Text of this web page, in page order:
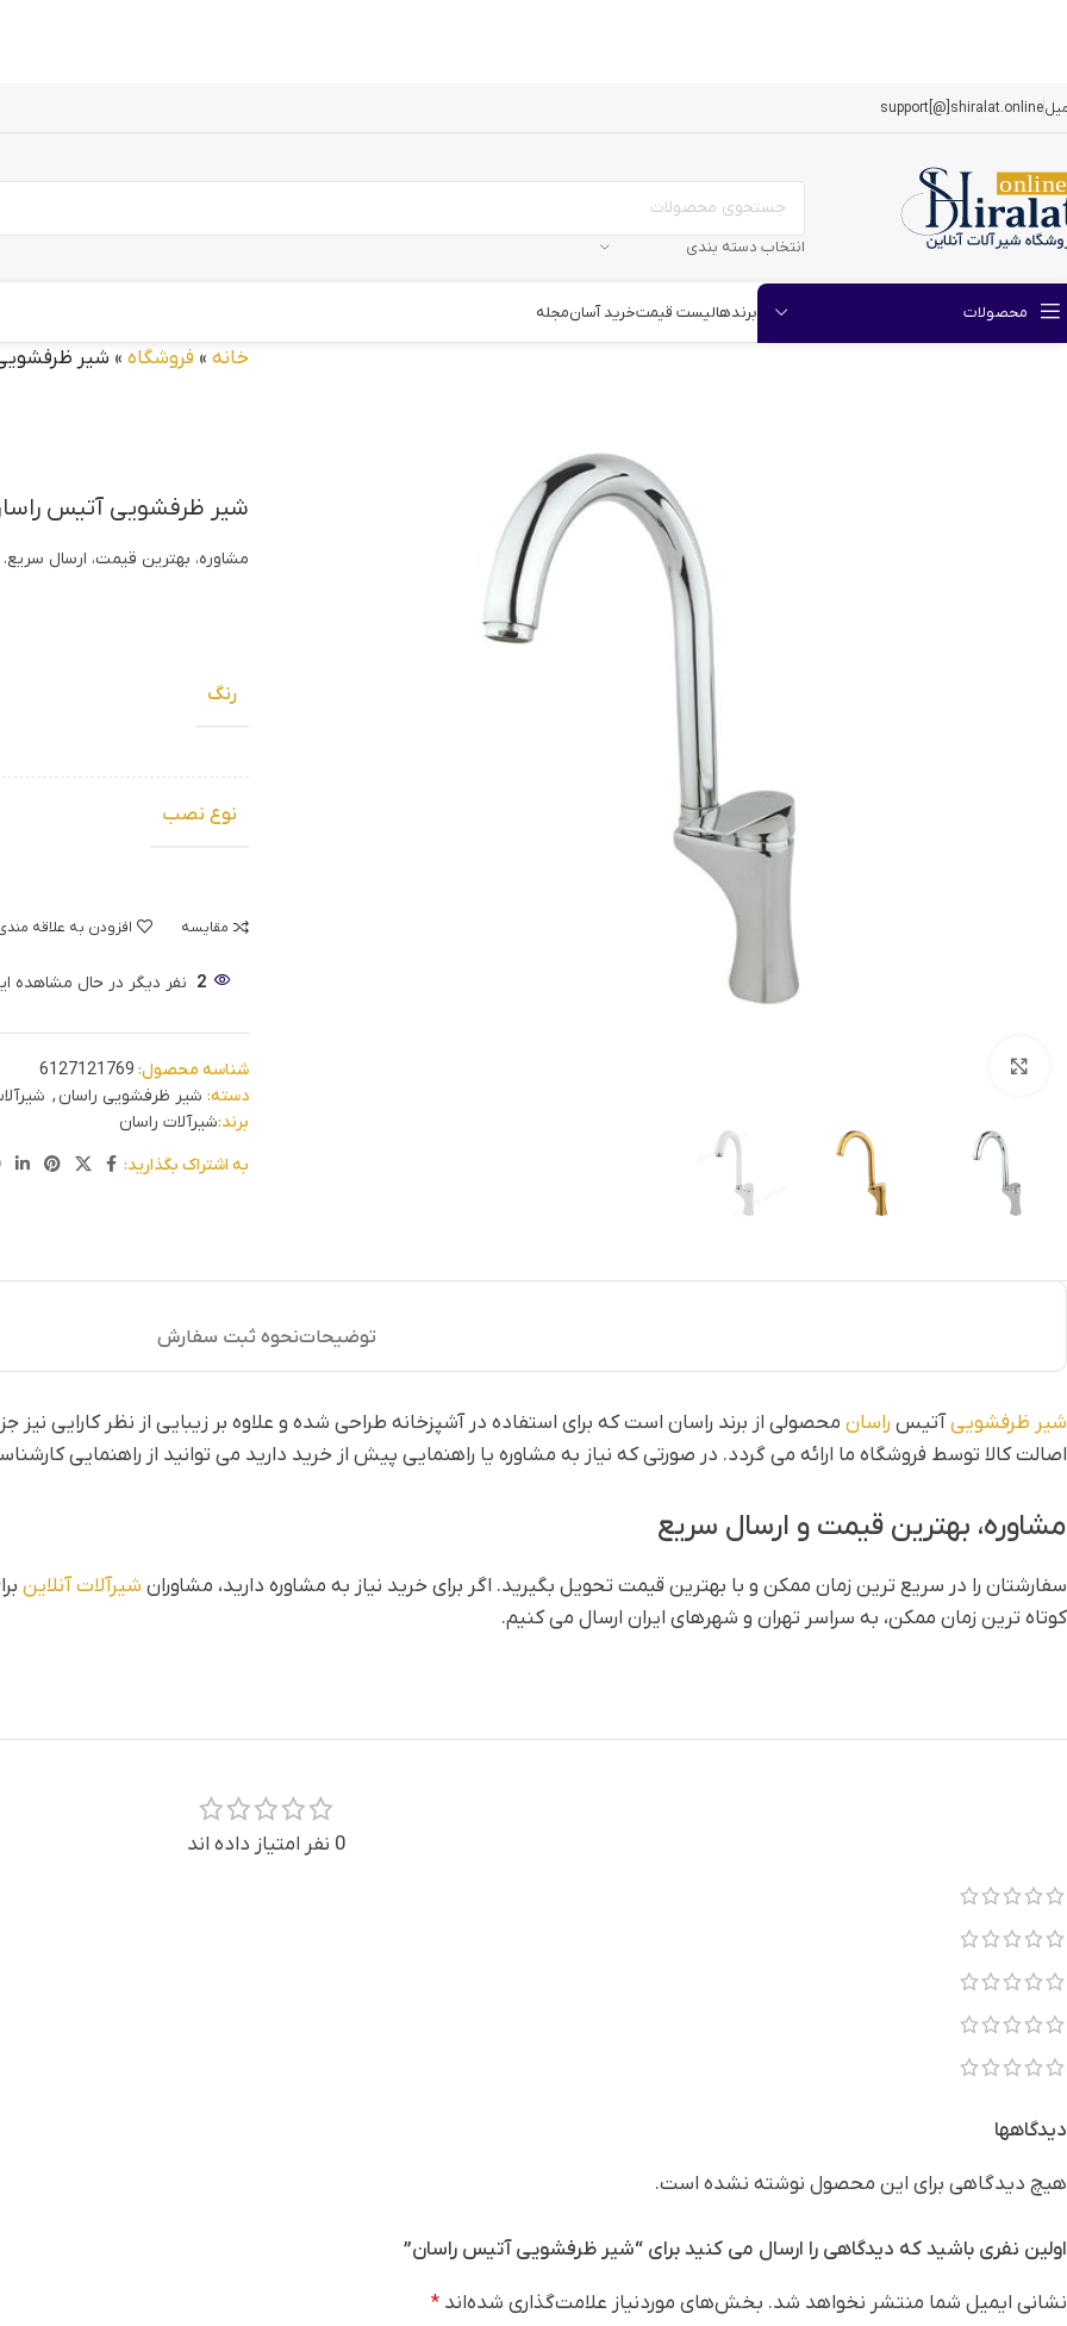
support[@]shiralat.online
انتخاب دسته بندی
محصولات برندهالیست قیمتخرید آسانمجله
خانه » فروشگاه » شیر
شیر ظرفشویی آتیس
مشاوره، بهترین قیمت، ارسال سریع.
رنگ
نوع نصب
مقایسه افزودن به علاقه
2 نفر دیگر در حال مشاهده
شناسه محصول: 6127121769
دسته: شیر ظرفشویی راسان ,
برند:شیرآلات راسان
به اشتراک بگذارید:
توضیحاتنحوه ثبت سفارش
شیر ظرفشوییآتیس راسان محصولی از برند راسان است که برای استفاده در آشپزخانه طراحی شده و علاوه بر زیبایی از نظر کارایی
اصالت کالا توسط فروشگاه ما ارائه می گردد. در صورتی که نیاز به مشاوره یا راهنمایی پیش از خرید دارید می توانید از راهنمایی
مشاوره، بهترین قیمت و ارسال سریع
سفارشتان را در سریع ترین زمان ممکن و با بهترین قیمت تحویل بگیرید. اگر برای خرید نیاز به مشاوره دارید، مشاوران شیرآلات آنلاین
کوتاه ترین زمان ممکن، به سراسر تهران و شهرهای ایران ارسال می کنیم.
0 نفر امتیاز داده اند
دیدگاهها
هیچ دیدگاهی برای این محصول نوشته نشده است.
اولین نفری باشید که دیدگاهی را ارسال می کنید برای “شیر ظرفشویی آتیس راسان”
نشانی ایمیل شما منتشر نخواهد شد. بخش‌های موردنیاز علامت‌گذاری شده‌اند *